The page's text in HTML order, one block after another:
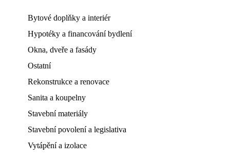
Bytové doplňky a interiér
Hypotéky a financování bydlení
Okna, dveře a fasády
Ostatní
Rekonstrukce a renovace
Sanita a koupelny
Stavební materiály
Stavební povolení a legislativa
Vytápění a izolace